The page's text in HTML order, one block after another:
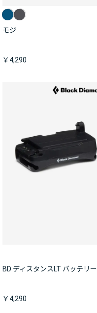
モジ
￥4,290
BD ディスタンスLT バッテリー
￥4,290